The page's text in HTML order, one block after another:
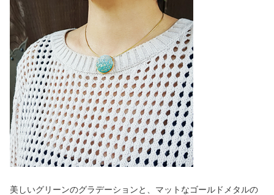
美しいグリーンのグラデーションと、マットなゴールドメタルの